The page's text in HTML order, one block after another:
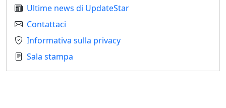
Ultime news di UpdateStar
Contattaci
Informativa sulla privacy
Sala stampa